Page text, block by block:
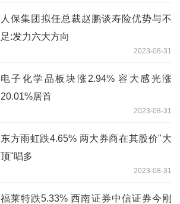
人保集团拟任总裁赵鹏谈寿险优势与不
足:发力六大方向
2023-08-31
电子化学品板块涨2.94% 容大感光涨
20.01%居首
2023-08-31
东方雨虹跌4.65% 两大券商在其股价"大
顶"唱多
2023-08-31
福莱特跌5.33% 西南证券中信证券今刚